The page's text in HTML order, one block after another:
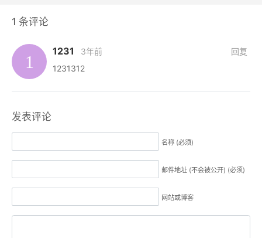
1 条评论
1231
3年前
1231312
回复
发表评论
名称 (必须)
邮件地址 (不会被公开) (必须)
网站或博客